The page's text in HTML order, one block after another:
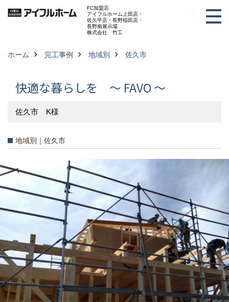
FC加盟店
アイフルホーム上田店・
佐久平店・長野稲田店・
長野南展示場
株式会社 竹工
ホーム 完工事例 地域別 佐久市
快適な暮らしを ～ FAVO ～
佐久市 K様
地域別｜佐久市